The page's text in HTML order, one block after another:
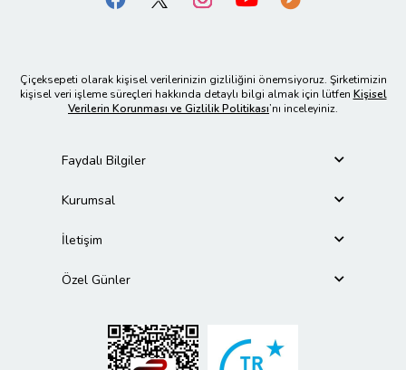
Çiçeksepeti olarak kişisel verilerinizin gizliliğini önemsiyoruz. Şirketimizin
kişisel veri işleme süreçleri hakkında detaylı bilgi almak için lütfen Kişisel
Verilerin Korunması ve Gizlilik Politikası’nı inceleyiniz.
Faydalı Bilgiler
Kurumsal
İletişim
Özel Günler